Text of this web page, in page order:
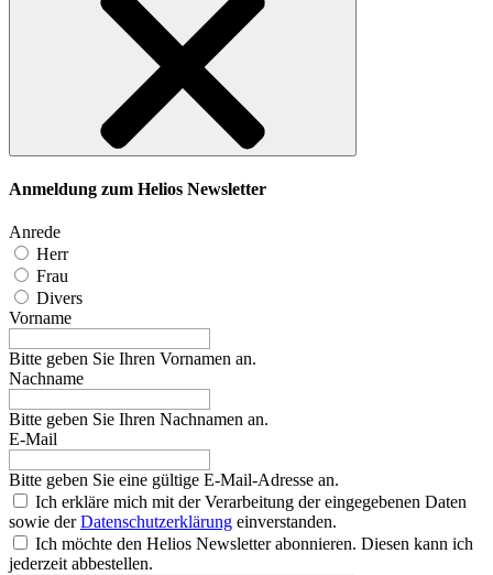
Anmeldung zum Helios Newsletter
Anrede
Herr
Frau
Divers
Vorname
Bitte geben Sie Ihren Vornamen an.
Nachname
Bitte geben Sie Ihren Nachnamen an.
E-Mail
Bitte geben Sie eine gültige E-Mail-Adresse an.
Ich erkläre mich mit der Verarbeitung der eingegebenen Daten
sowie derDatenschutzerklärung einverstanden.
Ich möchte den Helios Newsletter abonnieren. Diesen kann ich
jederzeit abbestellen.